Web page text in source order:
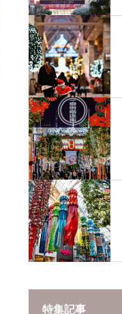
特集記事